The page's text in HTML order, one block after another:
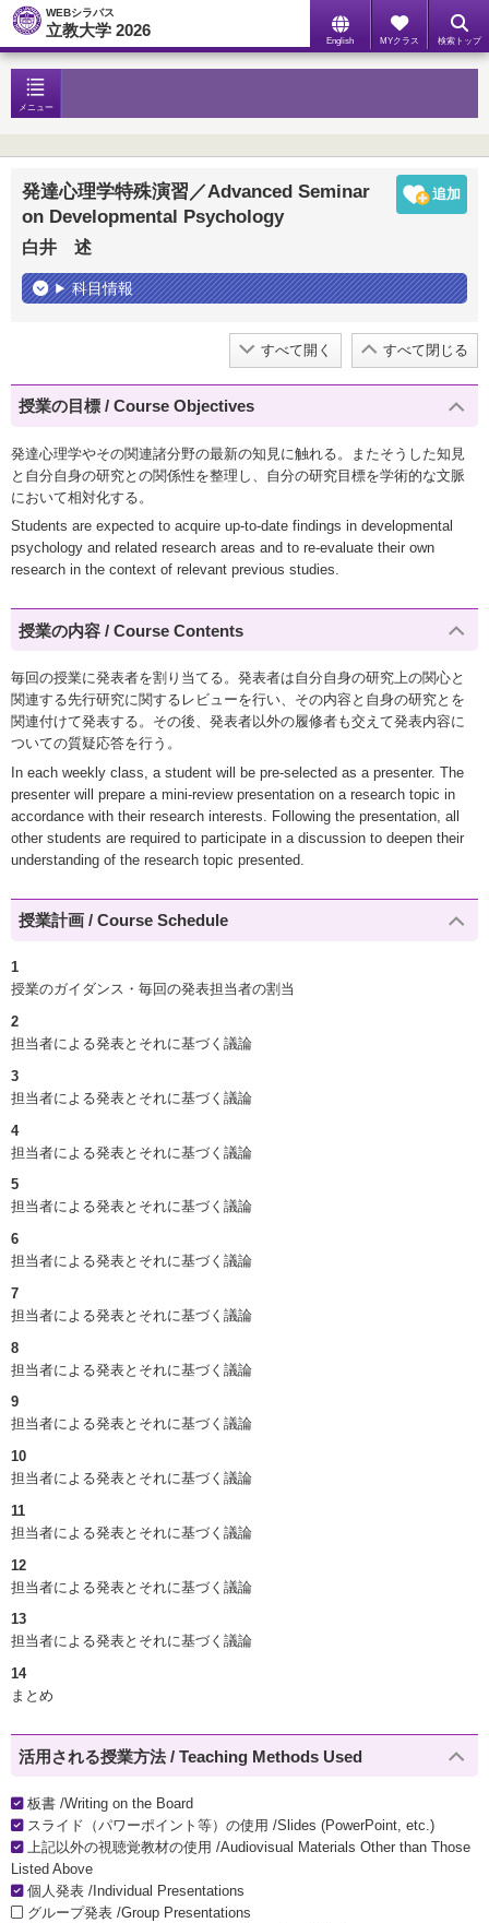
WEBシラバス
立教大学 2026
English MYクラス 検索トップ
メニュー
発達心理学特殊演習／Advanced Seminar
on Developmental Psychology
白井 述
科目情報
すべて開く すべて閉じる
授業の目標 / Course Objectives
発達心理学やその関連諸分野の最新の知見に触れる。またそうした知見
と自分自身の研究との関係性を整理し、自分の研究目標を学術的な文脈
において相対化する。
Students are expected to acquire up-to-date findings in developmental
psychology and related research areas and to re-evaluate their own
research in the context of relevant previous studies.
授業の内容 / Course Contents
毎回の授業に発表者を割り当てる。発表者は自分自身の研究上の関心と
関連する先行研究に関するレビューを行い、その内容と自身の研究とを
関連付けて発表する。その後、発表者以外の履修者も交えて発表内容に
ついての質疑応答を行う。
In each weekly class, a student will be pre-selected as a presenter. The
presenter will prepare a mini-review presentation on a research topic in
accordance with their research interests. Following the presentation, all
other students are required to participate in a discussion to deepen their
understanding of the research topic presented.
授業計画 / Course Schedule
1
授業のガイダンス・毎回の発表担当者の割当
2
担当者による発表とそれに基づく議論
3
担当者による発表とそれに基づく議論
4
担当者による発表とそれに基づく議論
5
担当者による発表とそれに基づく議論
6
担当者による発表とそれに基づく議論
7
担当者による発表とそれに基づく議論
8
担当者による発表とそれに基づく議論
9
担当者による発表とそれに基づく議論
10
担当者による発表とそれに基づく議論
11
担当者による発表とそれに基づく議論
12
担当者による発表とそれに基づく議論
13
担当者による発表とそれに基づく議論
14
まとめ
活用される授業方法 / Teaching Methods Used
板書 /Writing on the Board
スライド（パワーポイント等）の使用 /Slides (PowerPoint, etc.)
上記以外の視聴覚教材の使用 /Audiovisual Materials Other than Those
Listed Above
個人発表 /Individual Presentations
グループ発表 /Group Presentations